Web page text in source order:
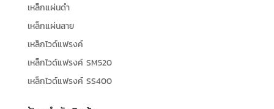
เหล็กแผ่นดำ
เหล็กแผ่นลาย
เหล็กไวด์แฟรงค์
เหล็กไวด์แฟรงค์ SM520
เหล็กไวด์แฟรงค์ SS400